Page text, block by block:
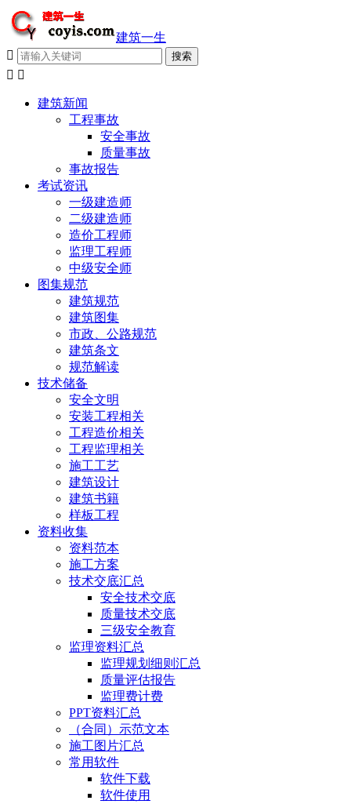
建筑一生

 
建筑新闻
工程事故
安全事故
质量事故
事故报告
考试资讯
一级建造师
二级建造师
造价工程师
监理工程师
中级安全师
图集规范
建筑规范
建筑图集
市政、公路规范
建筑条文
规范解读
技术储备
安全文明
安装工程相关
工程造价相关
工程监理相关
施工工艺
建筑设计
建筑书籍
样板工程
资料收集
资料范本
施工方案
技术交底汇总
安全技术交底
质量技术交底
三级安全教育
监理资料汇总
监理规划细则汇总
质量评估报告
监理费计费
PPT资料汇总
（合同）示范文本
施工图片汇总
常用软件
软件下载
软件使用